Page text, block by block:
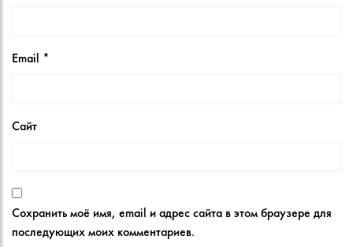
Email *
Сайт
Сохранить моё имя, email и адрес сайта в этом браузере для
последующих моих комментариев.